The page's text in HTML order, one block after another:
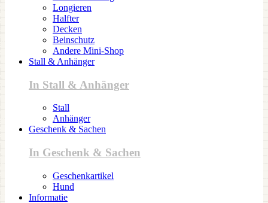
Longieren
Halfter
Decken
Beinschutz
Andere Mini-Shop
Stall & Anhänger
In Stall & Anhänger
Stall
Anhänger
Geschenk & Sachen
In Geschenk & Sachen
Geschenkartikel
Hund
Informatie